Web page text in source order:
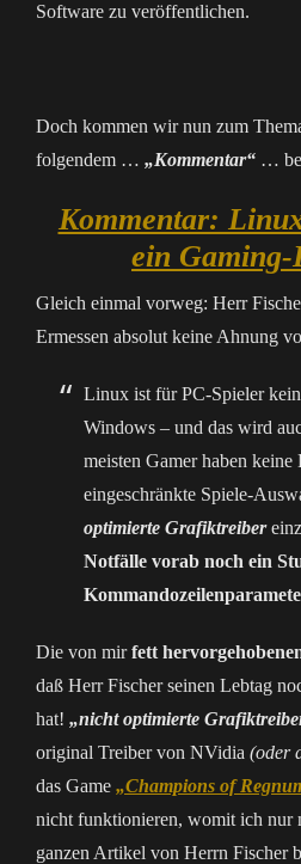
Software zu veröffentlichen.
Doch kommen wir nun zum
folgendem … „Kommentar“ …
Kommentar:
ein Gaming-
Gleich einmal vorweg: Herr
Ermessen absolut keine Ahnung
Linux ist für PC-Spieler
Windows – und das wird
meisten Gamer haben
eingeschränkte Spiele-
optimierte Grafiktreiber
Notfälle vorab noch ein
Die von mirfett
daß Herr Fischer seinen Lebtag
hat! „nicht optimierte
original Treiber von NVidia (oder
das Game „Champions of
nicht funktionieren, womit ich nur
ganzen Artikel von Herrn Fischer